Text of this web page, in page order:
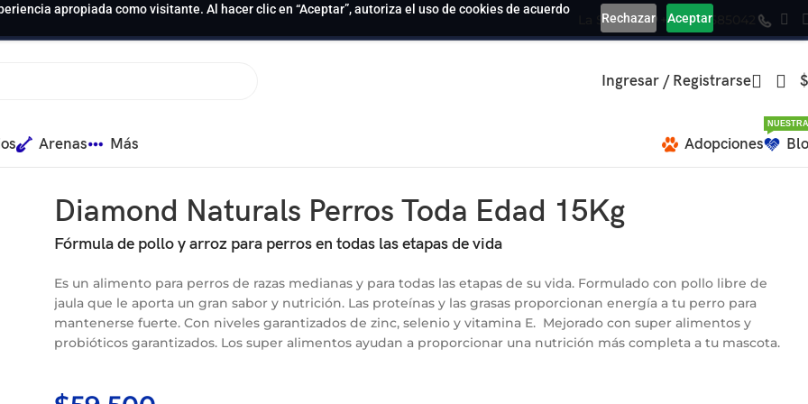
apropiada como visitante. Al hacer clic en “Aceptar”, autoriza el uso de cookies de acuerdo
Rechazar Aceptar
La Serena +569 39585042
Ingresar / Registrarse $
Arenas Más Adopciones
15Kg
Diamond Naturals Perros Toda Edad 15Kg
Fórmula de pollo y arroz para perros en todas las etapas de vida
Es un alimento para perros de razas medianas y para todas las etapas de su vida. Formulado con pollo libre de
jaula que le aporta un gran sabor y nutrición. Las proteínas y las grasas proporcionan energía a tu perro para
mantenerse fuerte. Con niveles garantizados de zinc, selenio y vitamina E. Mejorado con super alimentos y
probióticos garantizados. Los super alimentos ayudan a proporcionar una nutrición más completa a tu mascota.